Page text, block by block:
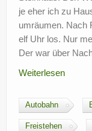
je eher ich zu
umräumen. Nach
elf Uhr los. Nur
Der war über
Weiterlesen
Autobahn
Freistehen